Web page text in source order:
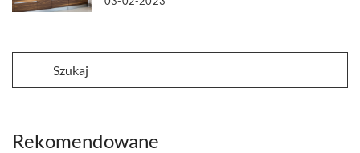
Rekomendowane